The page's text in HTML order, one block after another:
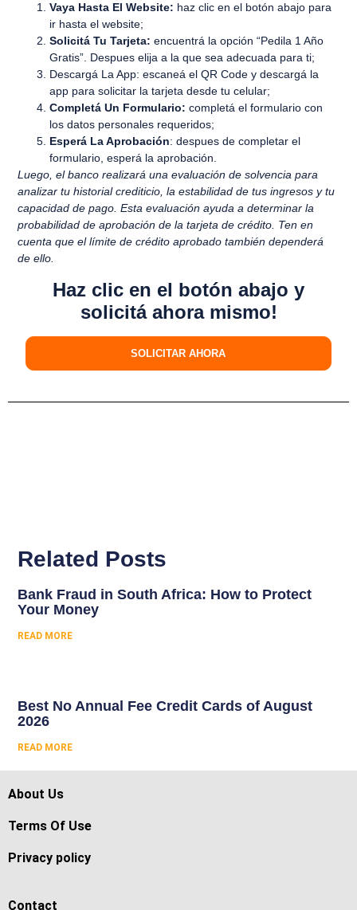
Vaya Hasta El Website: haz clic en el botón abajo para
ir hasta el website;
Solicitá Tu Tarjeta: encuentrá la opción “Pedila 1 Año
Gratis”. Despues elija a la que sea adecuada para ti;
Descargá La App: escaneá el QR Code y descargá la
app para solicitar la tarjeta desde tu celular;
Completá Un Formulario: completá el formulario con
los datos personales requeridos;
Esperá La Aprobación: despues de completar el
formulario, esperá la aprobación.
Luego, el banco realizará una evaluación de solvencia para
analizar tu historial crediticio, la estabilidad de tus ingresos y tu
capacidad de pago. Esta evaluación ayuda a determinar la
probabilidad de aprobación de la tarjeta de crédito. Ten en
cuenta que el límite de crédito aprobado también dependerá
de ello.
Haz clic en el botón abajo y
solicitá ahora mismo!
SOLICITAR AHORA
Related Posts
Bank Fraud in South Africa: How to Protect
Your Money
READ MORE
Best No Annual Fee Credit Cards of August
2026
READ MORE
About Us
Terms Of Use
Privacy policy
Contact